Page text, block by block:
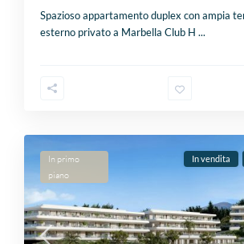
Spazioso appartamento duplex con ampia
esterno privato a Marbella Club H...
In primo
piano
In vendita